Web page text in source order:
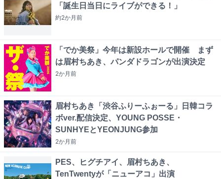
「誕生日当日にライブができる！」
約2か月前
「でか美祭」今年は新設ホールで開催 まず
は眉村ちあき、パンダドラゴンが出演決定
2か月前
眉村ちあき「渋谷ふりーふぉーる」日韓コラ
ボver.配信決定、YOUNG POSSE・
SUNHYEとYEONJUNG参加
2か月前
PES、ヒグチアイ、眉村ちあき、
TenTwentyが「ニューアコ」出演